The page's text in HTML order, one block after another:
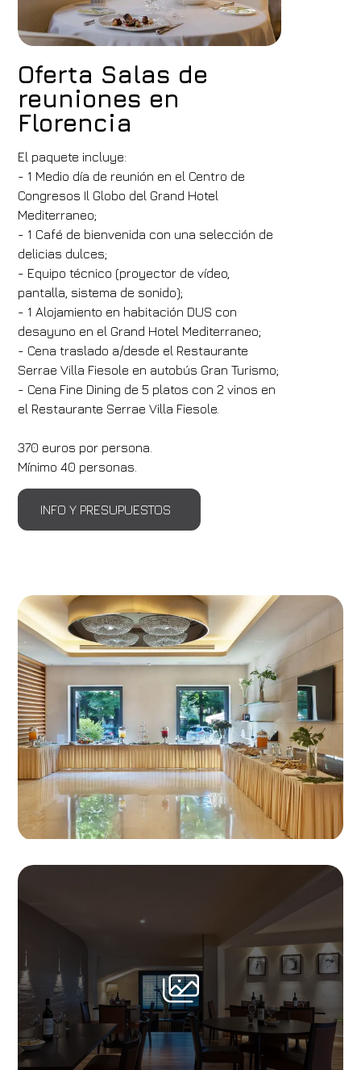
Oferta Salas de
reuniones en
Florencia
El paquete incluye:
- 1 Medio día de reunión en el Centro de
Congresos Il Globo del Grand Hotel
Mediterraneo;
- 1 Café de bienvenida con una selección de
delicias dulces;
- Equipo técnico (proyector de vídeo,
pantalla, sistema de sonido);
- 1 Alojamiento en habitación DUS con
desayuno en el Grand Hotel Mediterraneo;
- Cena traslado a/desde el Restaurante
Serrae Villa Fiesole en autobús Gran Turismo;
- Cena Fine Dining de 5 platos con 2 vinos en
el Restaurante Serrae Villa Fiesole.
370 euros por persona.
Mínimo 40 personas.
INFO Y PRESUPUESTOS